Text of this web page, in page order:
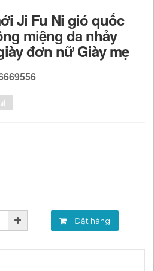
Ji Fu Ni gió quốc
miệng da nhảy
đơn nữ Giày mẹ
Đặt hàng